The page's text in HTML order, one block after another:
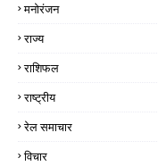
मनोरंजन
राज्य
राशिफल
राष्ट्रीय
रेल समाचार
विचार